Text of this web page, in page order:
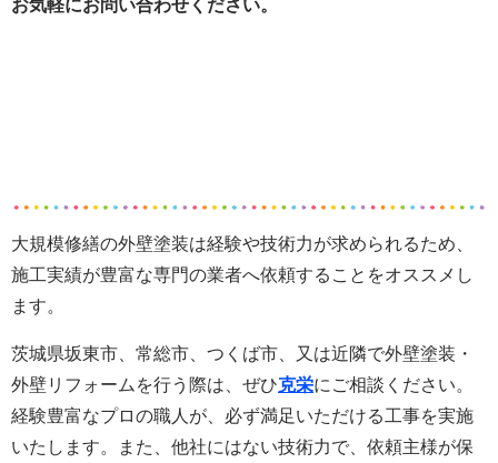
お気軽にお問い合わせください。
大規模修繕の外壁塗装は経験や技術力が求められるため、
施工実績が豊富な専門の業者へ依頼することをオススメし
ます。
茨城県坂東市、常総市、つくば市、又は近隣で外壁塗装・
外壁リフォームを行う際は、ぜひ克栄にご相談ください。
経験豊富なプロの職人が、必ず満足いただける工事を実施
いたします。また
、他社にはない技術力で、依頼主様が保